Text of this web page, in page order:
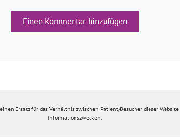
Einen Kommentar hinzufügen
Ersatz für das Verhältnis zwischen Patient/Besucher dieser
Informationszwecken.